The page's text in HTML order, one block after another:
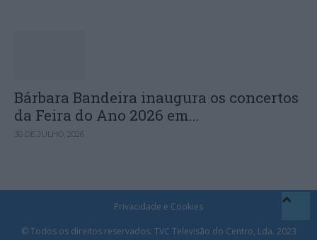
Bárbara Bandeira inaugura os concertos
da Feira do Ano 2026 em...
30 DE JULHO, 2026
Privacidade e Cookies
© Todos os direitos reservados. TVC Televisão do Centro, Lda. 2023